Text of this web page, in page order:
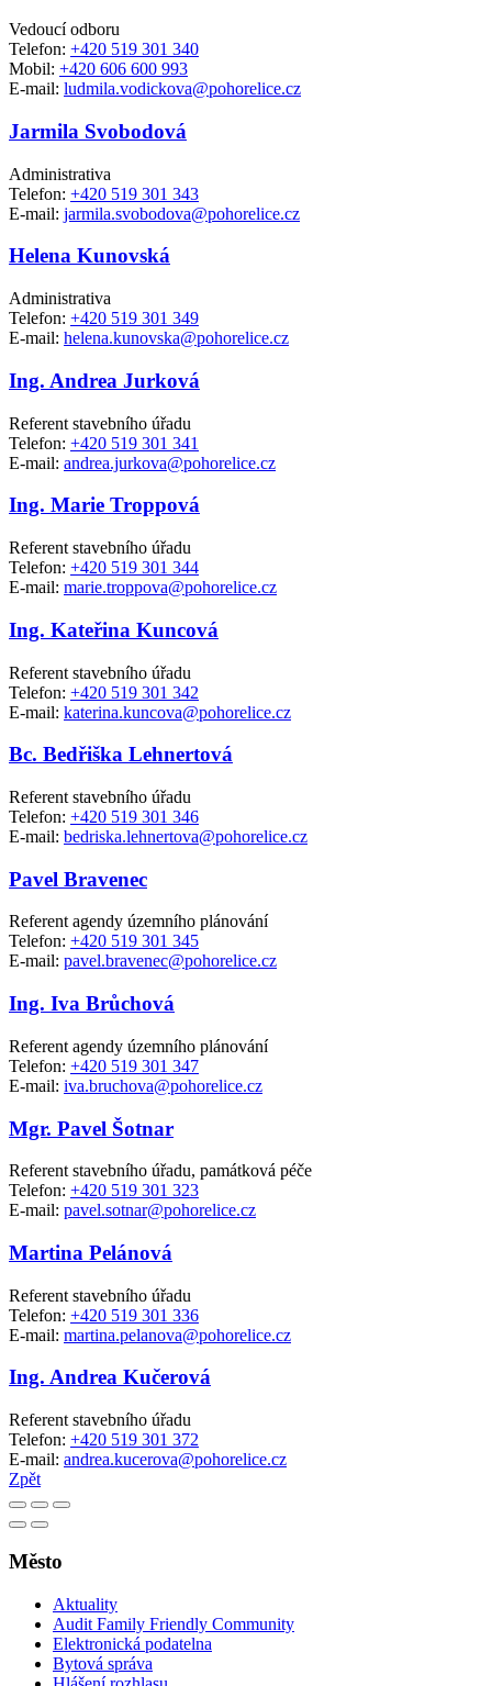
Vedoucí odboru
Telefon: +420 519 301 340
Mobil: +420 606 600 993
E-mail: ludmila.vodickova@pohorelice.cz
Jarmila Svobodová
Administrativa
Telefon: +420 519 301 343
E-mail: jarmila.svobodova@pohorelice.cz
Helena Kunovská
Administrativa
Telefon: +420 519 301 349
E-mail: helena.kunovska@pohorelice.cz
Ing. Andrea Jurková
Referent stavebního úřadu
Telefon: +420 519 301 341
E-mail: andrea.jurkova@pohorelice.cz
Ing. Marie Troppová
Referent stavebního úřadu
Telefon: +420 519 301 344
E-mail: marie.troppova@pohorelice.cz
Ing. Kateřina Kuncová
Referent stavebního úřadu
Telefon: +420 519 301 342
E-mail: katerina.kuncova@pohorelice.cz
Bc. Bedřiška Lehnertová
Referent stavebního úřadu
Telefon: +420 519 301 346
E-mail: bedriska.lehnertova@pohorelice.cz
Pavel Bravenec
Referent agendy územního plánování
Telefon: +420 519 301 345
E-mail: pavel.bravenec@pohorelice.cz
Ing. Iva Brůchová
Referent agendy územního plánování
Telefon: +420 519 301 347
E-mail: iva.bruchova@pohorelice.cz
Mgr. Pavel Šotnar
Referent stavebního úřadu, památková péče
Telefon: +420 519 301 323
E-mail: pavel.sotnar@pohorelice.cz
Martina Pelánová
Referent stavebního úřadu
Telefon: +420 519 301 336
E-mail: martina.pelanova@pohorelice.cz
Ing. Andrea Kučerová
Referent stavebního úřadu
Telefon: +420 519 301 372
E-mail: andrea.kucerova@pohorelice.cz
Zpět
Město
Aktuality
Audit Family Friendly Community
Elektronická podatelna
Bytová správa